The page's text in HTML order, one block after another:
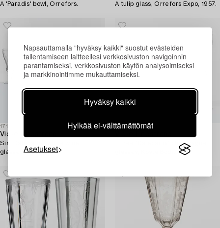
Napsauttamalla "hyväksy kaikki" suostut evästeiden
tallentamiseen laitteellesi verkkosivuston navigoinnin
parantamiseksi, verkkosivuston käytön analysoimiseksi
ja markkinointimme mukauttamiseksi.
Hyväksy kaikki
Hylkää ei-välttämättömät
Asetukset
A 'Paradis' bowl, Orrefors. A tulip glass, Orrefors Expo, 1957.
1718374
Vicke Lindstrand
Six 'Dalecarlia' white wine
glasses, Kosta Boda.
1718370
Three 'Dalecarlia' champagne